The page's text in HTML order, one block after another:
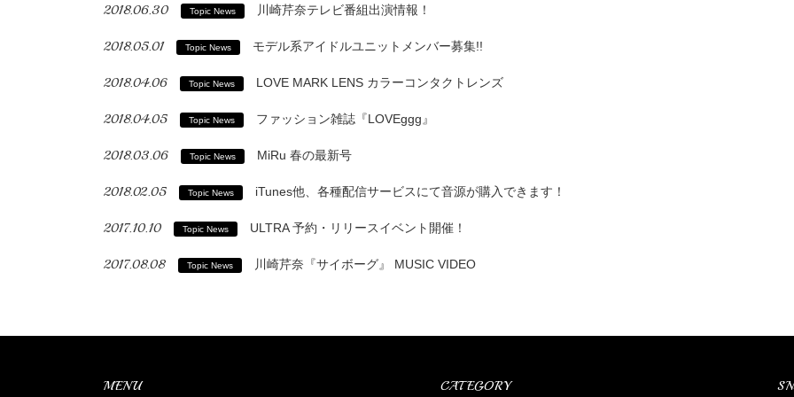
2018.06.30 Topic News 川崎芹奈テレビ番組出演情報！
2018.05.01 Topic News モデル系アイドルユニットメンバー募集!!
2018.04.06 Topic News LOVE MARK LENS カラーコンタクトレンズ
2018.04.05 Topic News ファッション雑誌『LOVEggg』
2018.03.06 Topic News MiRu 春の最新号
2018.02.05 Topic News iTunes他、各種配信サービスにて音源が購入できます！
2017.10.10 Topic News ULTRA 予約・リリースイベント開催！
2017.08.08 Topic News 川崎芹奈『サイボーグ』 MUSIC VIDEO
MENU CATEGORY